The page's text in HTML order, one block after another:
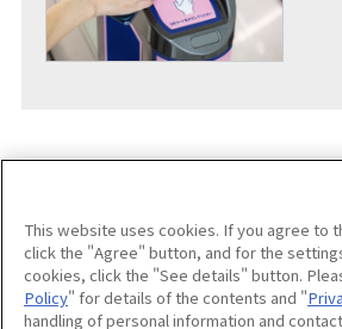
关注我们
This website uses cookies. If you agree to
click the "Agree" button, and for the
cookies, click the "See details" button.
Policy" for details of the contents and "
handling of personal information and